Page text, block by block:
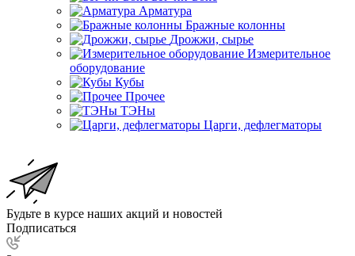
Арматура
Бражные колонны
Дрожжи, сырье
Измерительное
оборудование
Кубы
Прочее
ТЭНы
Царги, дефлегматоры
Будьте в курсе наших акций и новостей
Подписаться